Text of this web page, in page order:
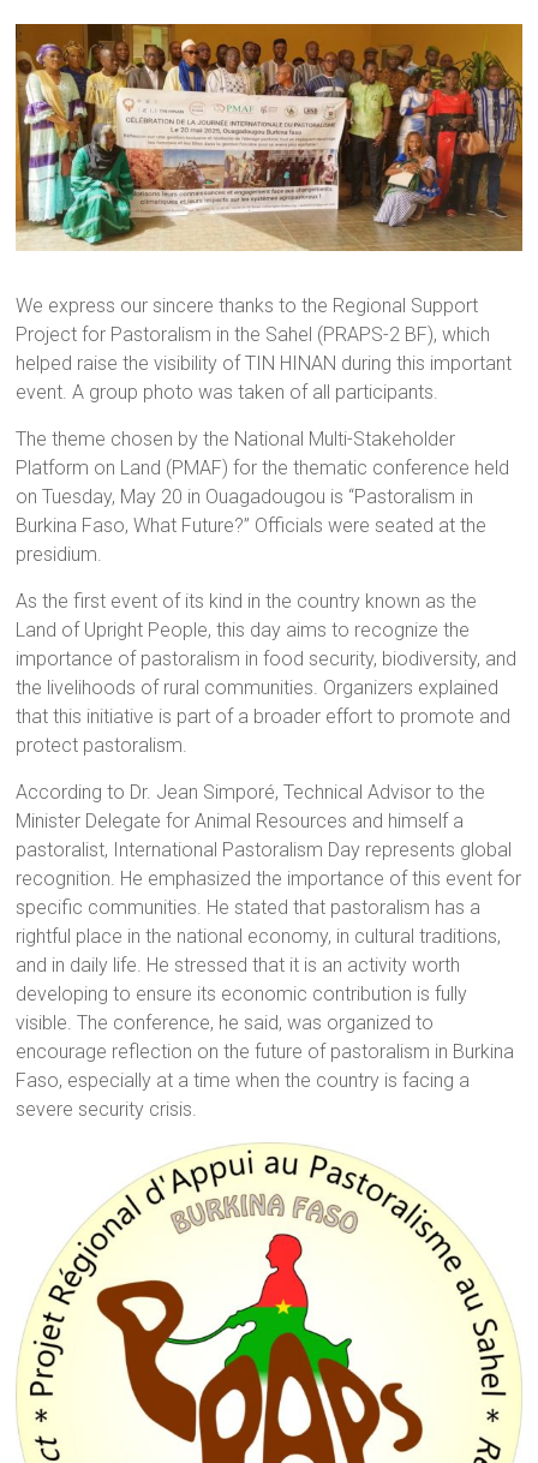
We express our sincere thanks to the Regional Support
Project for Pastoralism in the Sahel (PRAPS-2 BF), which
helped raise the visibility of TIN HINAN during this important
event. A group photo was taken of all participants.
The theme chosen by the National Multi-Stakeholder
Platform on Land (PMAF) for the thematic conference held
on Tuesday, May 20 in Ouagadougou is “Pastoralism in
Burkina Faso, What Future?” Officials were seated at the
presidium.
As the first event of its kind in the country known as the
Land of Upright People, this day aims to recognize the
importance of pastoralism in food security, biodiversity, and
the livelihoods of rural communities. Organizers explained
that this initiative is part of a broader effort to promote and
protect pastoralism.
According to Dr. Jean Simporé, Technical Advisor to the
Minister Delegate for Animal Resources and himself a
pastoralist, International Pastoralism Day represents global
recognition. He emphasized the importance of this event for
specific communities. He stated that pastoralism has a
rightful place in the national economy, in cultural traditions,
and in daily life. He stressed that it is an activity worth
developing to ensure its economic contribution is fully
visible. The conference, he said, was organized to
encourage reflection on the future of pastoralism in Burkina
Faso, especially at a time when the country is facing a
severe security crisis.